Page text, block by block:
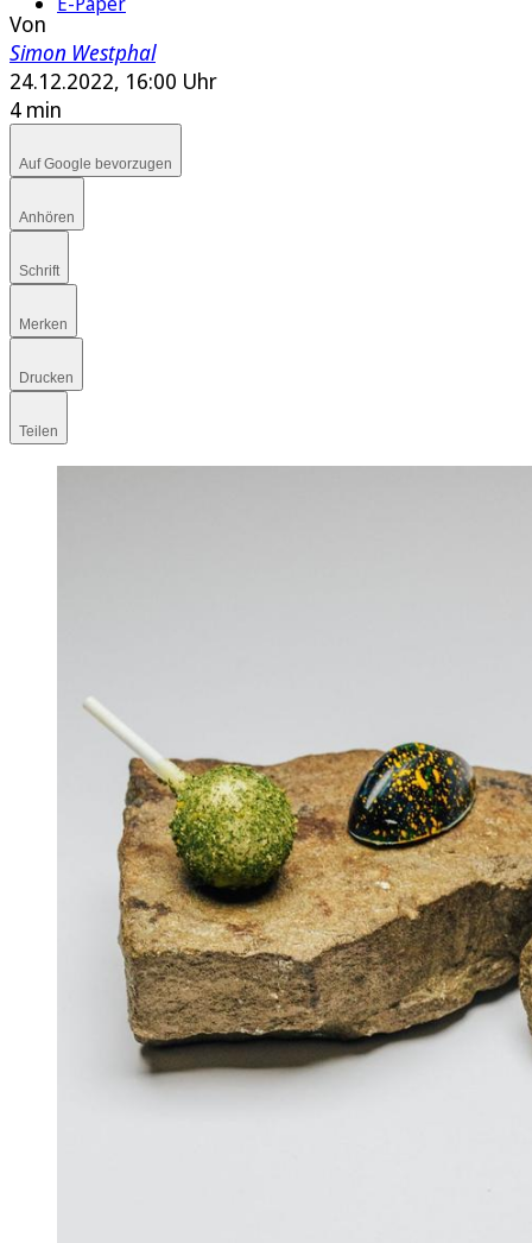
Von
Simon Westphal
24.12.2022, 16:00 Uhr
4 min
Auf Google bevorzugen
Anhören
Schrift
Merken
Drucken
Teilen